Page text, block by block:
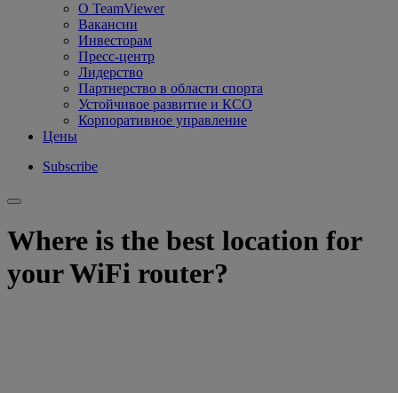
О TeamViewer
Вакансии
Инвесторам
Пресс-центр
Лидерство
Партнерство в области спорта
Устойчивое развитие и КСО
Корпоративное управление
Цены
Subscribe
Where is the best location for
your WiFi router?